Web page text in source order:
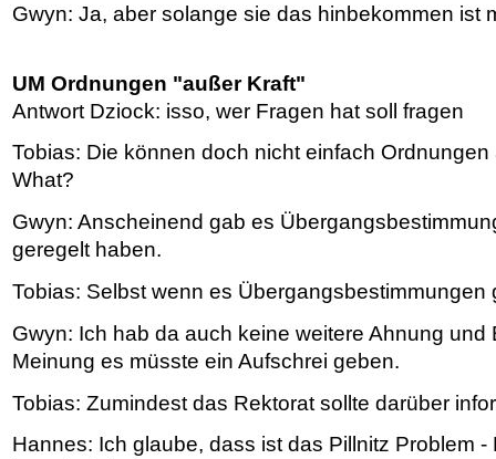
Gwyn: Ja, aber solange sie das hinbekommen ist
UM Ordnungen "außer Kraft"
Antwort Dziock: isso, wer Fragen hat soll fragen
Tobias: Die können doch nicht einfach
What?
Gwyn: Anscheinend gab es
geregelt haben.
Tobias: Selbst wenn es Übergangsbestimmungen
Gwyn: Ich hab da auch keine weitere Ahnung und
Meinung es müsste ein Aufschrei geben.
Tobias: Zumindest das Rektorat sollte darüber
Hannes: Ich glaube, dass ist das Pillnitz Problem -